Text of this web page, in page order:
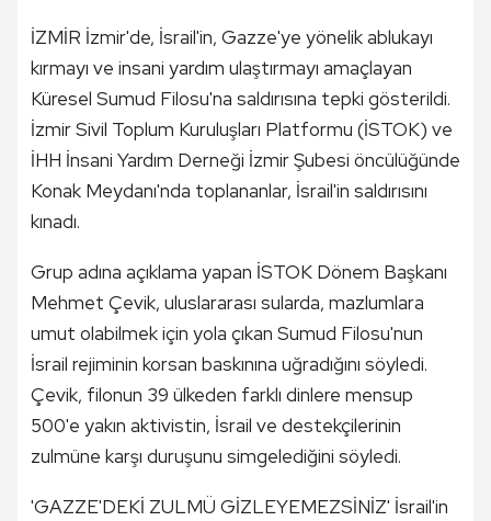
İZMİR İzmir'de, İsrail'in, Gazze'ye yönelik ablukayı
kırmayı ve insani yardım ulaştırmayı amaçlayan
Küresel Sumud Filosu'na saldırısına tepki gösterildi.
İzmir Sivil Toplum Kuruluşları Platformu (İSTOK) ve
İHH İnsani Yardım Derneği İzmir Şubesi öncülüğünde
Konak Meydanı'nda toplananlar, İsrail'in saldırısını
kınadı.
Grup adına açıklama yapan İSTOK Dönem Başkanı
Mehmet Çevik, uluslararası sularda, mazlumlara
umut olabilmek için yola çıkan Sumud Filosu'nun
İsrail rejiminin korsan baskınına uğradığını söyledi.
Çevik, filonun 39 ülkeden farklı dinlere mensup
500'e yakın aktivistin, İsrail ve destekçilerinin
zulmüne karşı duruşunu simgelediğini söyledi.
'GAZZE'DEKİ ZULMÜ GİZLEYEMEZSİNİZ' İsrail'in